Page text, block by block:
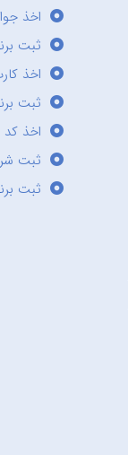
اخذ
ثبت
اخذ
ثبت
اخذ کد
ثبت
ثبت